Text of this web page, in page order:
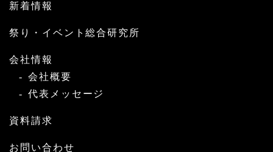
新着情報
祭り・イベント総合研究所
会社情報
会社概要
代表メッセージ
資料請求
お問い合わせ